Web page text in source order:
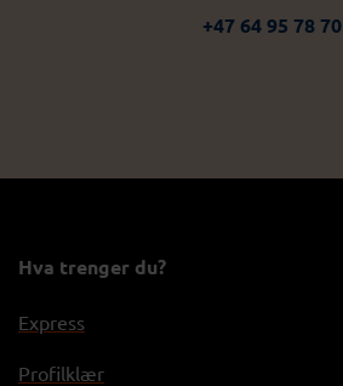
+47 64 95 78 70
Hva trenger du?
Express
Profilklær